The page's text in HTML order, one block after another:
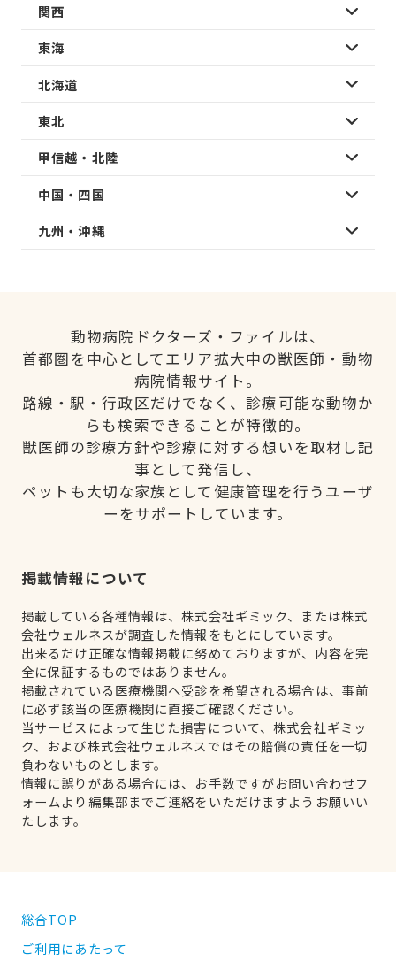
関西
東海
北海道
東北
甲信越・北陸
中国・四国
九州・沖縄
動物病院ドクターズ・ファイルは、
首都圏を中心としてエリア拡大中の獣医師・動物
病院情報サイト。
路線・駅・行政区だけでなく、診療可能な動物か
らも検索できることが特徴的。
獣医師の診療方針や診療に対する想いを取材し記
事として発信し、
ペットも大切な家族として健康管理を行うユーザ
ーをサポートしています。
掲載情報について
掲載している各種情報は、株式会社ギミック、または株式
会社ウェルネスが調査した情報をもとにしています。
出来るだけ正確な情報掲載に努めておりますが、内容を完
全に保証するものではありません。
掲載されている医療機関へ受診を希望される場合は、事前
に必ず該当の医療機関に直接ご確認ください。
当サービスによって生じた損害について、株式会社ギミッ
ク、および株式会社ウェルネスではその賠償の責任を一切
負わないものとします。
情報に誤りがある場合には、お手数ですがお問い合わせフ
ォームより編集部までご連絡をいただけますようお願いい
たします。
総合TOP
ご利用にあたって